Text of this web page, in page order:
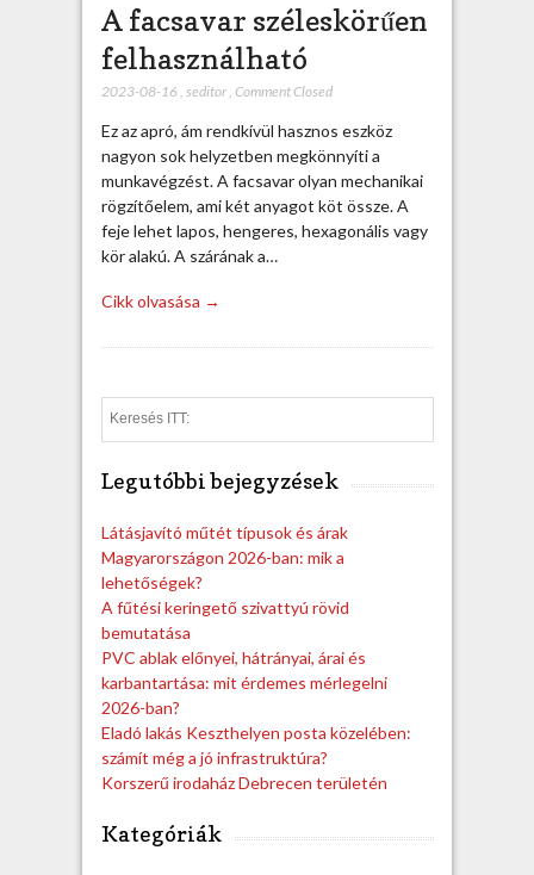
A facsavar széleskörűen
felhasználható
2023-08-16 seditor, Comment Closed
Ez az apró, ám rendkívül hasznos eszköz
nagyon sok helyzetben megkönnyíti a
munkavégzést. A facsavar olyan mechanikai
rögzítőelem, ami két anyagot köt össze. A
feje lehet lapos, hengeres, hexagonális vagy
kör alakú. A szárának a…
Cikk olvasása →
e
Legutóbbi bejegyzések
Látásjavító műtét típusok és árak
Magyarországon 2026-ban: mik a
lehetőségek?
A fűtési keringető szivattyú rövid
bemutatása
PVC ablak előnyei, hátrányai, árai és
karbantartása: mit érdemes mérlegelni
2026-ban?
Eladó lakás Keszthelyen posta közelében:
számít még a jó infrastruktúra?
Korszerű irodaház Debrecen területén
Kategóriák